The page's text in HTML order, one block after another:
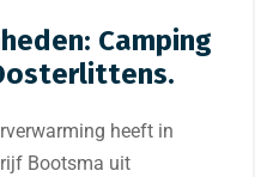
Camping
heeft in
Bootsma uit